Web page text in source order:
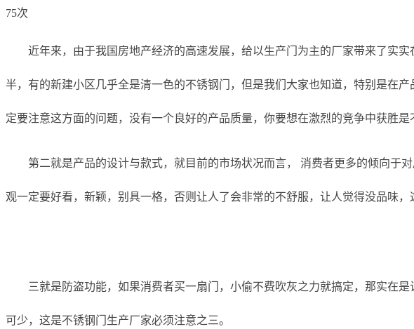
75次
近年来，由于我国房地产经济的高速发展，给以生产门为主的厂家带来了实实
半，有的新建小区几乎全是清一色的不锈钢门，但是我们大家也知道，特别是在
定要注意这方面的问题，没有一个良好的产品质量，你要想在激烈的竞争中获胜
第二就是产品的设计与款式，就目前的市场状况而言， 消费者更多的倾向于
观一定要好看，新颖，别具一格，否则让人了会非常的不舒服，让人觉得没品味，
三就是防盗功能，如果消费者买一扇门，小偷不费吹灰之力就搞定，那实在
可少，这是不锈钢门生产厂家必须注意之三。